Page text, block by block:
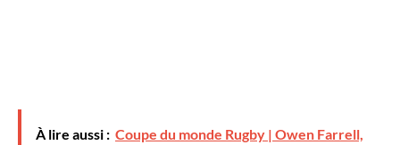
À lire aussi : Coupe du monde Rugby | Owen Farrell,